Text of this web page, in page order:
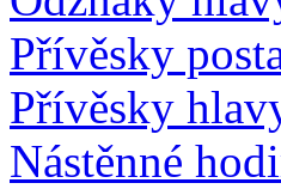
Přívěsky
Přívěsky
Nástěnné